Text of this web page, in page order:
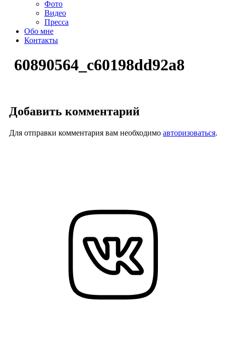
Фото
Видео
Пресса
Обо мне
Контакты
60890564_c60198dd92a8
Добавить комментарий
Для отправки комментария вам необходимо авторизоваться.